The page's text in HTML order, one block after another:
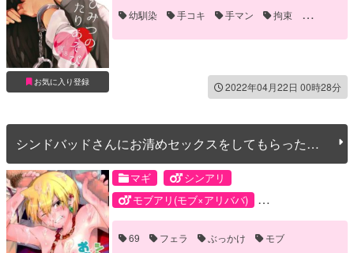
お気に入り登録
幼馴染 手コキ 手マン
拘束
現パロ
目隠し
2022年04月22日 00時28分
シンドバッドさんにお清めセックスをしてもらった理
マギ
シンアリ
モブアリ(モブ×アリババ)
アリババ・サルージャ
シンドバッド
モブ
69 フェラ ぶっかけ
モブ